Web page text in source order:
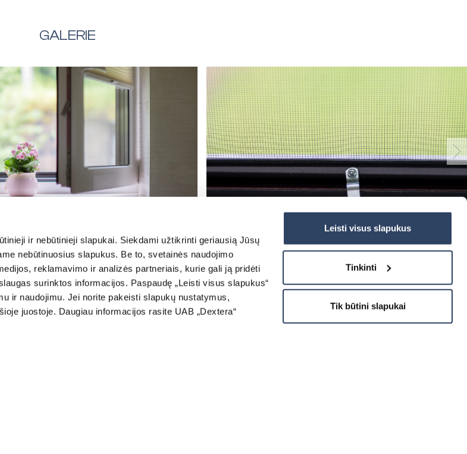
ir nebūtinieji slapukai. Siekdami užtikrinti geriausią Jūsų
nebūtinuosius slapukus. Be to, svetainės naudojimo
reklamavimo ir analizės partneriais, kurie gali ją pridėti
surinktos informacijos. Paspaudę „Leisti visus slapukus“
ir naudojimu. Jei norite pakeisti slapukų nustatymus,
juostoje. Daugiau informacijos rasite UAB „Dextera“
Leisti visus slapukus
Tinkinti
Tik būtini slapukai
GALERIE